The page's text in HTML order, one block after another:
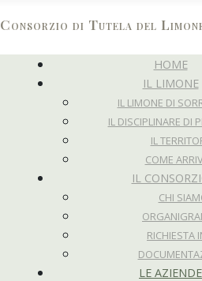
Consorzio di Tutela del
HOME
IL LIMONE
IL LIMONE DI
IL DISCIPLINARE DI
IL
COME
IL
CHI
RICHIESTA
LE AZIENDE